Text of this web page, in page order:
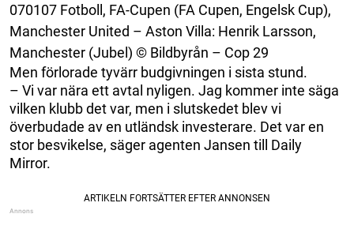
070107 Fotboll, FA-Cupen (FA Cupen, Engelsk Cup),
Manchester United – Aston Villa: Henrik Larsson,
Manchester (Jubel) © Bildbyrån – Cop 29
Men förlorade tyvärr budgivningen i sista stund.
– Vi var nära ett avtal nyligen. Jag kommer inte säga
vilken klubb det var, men i slutskedet blev vi
överbudade av en utländsk investerare. Det var en
stor besvikelse, säger agenten Jansen till Daily
Mirror.